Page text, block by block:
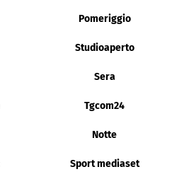
Pomeriggio
Studioaperto
Sera
Tgcom24
Notte
Sport mediaset